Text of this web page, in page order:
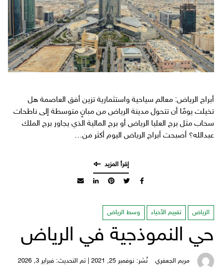
أبراج الرياض: معالم سياحية واستثمارية تزين أفق العاصمة هل
تخيلت يومًا أن تتحول مدينة الرياض من مبانٍ متوسطة إلى ناطحات
سحاب مثل برج العليا الرياض أو برج المالية الذي يجاور برج الملك
عبدالله؟ أصبحت أبراج الرياض اليوم أكثر من…
الرياض تقييم الأحياء وسط الرياض
حي النموذجية في الرياض
مريم الجعفري نُشر: نوفمبر 25, 2021 | تم التحديث: فبراير 3, 2026